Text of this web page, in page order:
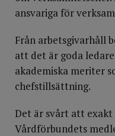
ansvariga för
Från arbetsgivarhåll
att det är goda
akademiska meriter
chefstillsättning.
Det är svårt att
Vårdförbundets